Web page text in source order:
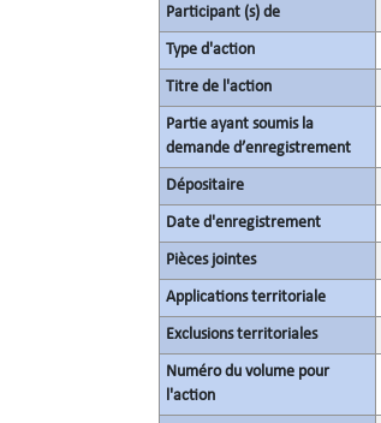
Participant (s) de
Type d'action
Titre de l'action
Partie ayant soumis la
demande d’enregistrement
Dépositaire
Date d'enregistrement
Pièces jointes
Applications territoriale
Exclusions territoriales
Numéro du volume pour
l'action